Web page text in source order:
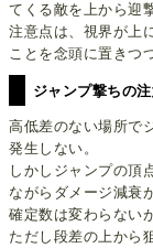
てくる敵を上から迎
注意点は、視界が上
ことを念頭に置きつ
ジャンプ撃ちの
高低差のない場所で
発生しない。
しかしジャンプの頂
ながらダメージ減衰
確定数は変わらない
ただし段差の上から